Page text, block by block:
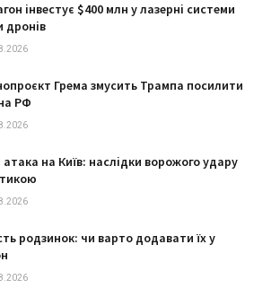
інвестує $400 млн у лазерні системи
дронів
Грема змусить Трампа посилити
РФ
атака на Київ: наслідки ворожого удару
родзинок: чи варто додавати їх у